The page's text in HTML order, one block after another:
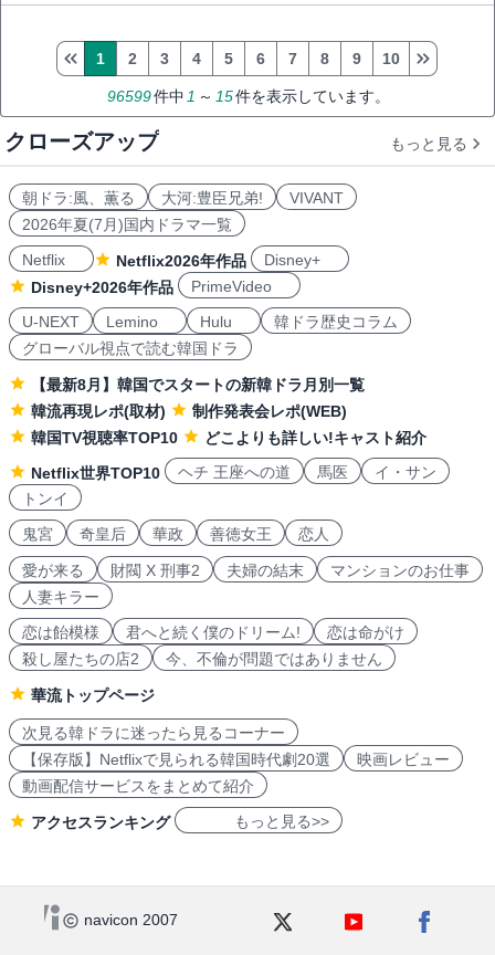
96599件中 1 ～ 15件を表示しています。
1 2 3 4 5 6 7 8 9 10
クローズアップ もっと見る
朝ドラ:風、薫る 大河:豊臣兄弟!
VIVANT
2026年夏(7月)国内ドラマ一覧
Netflix
Netflix2026年作品
Disney+
Disney+2026年作品
PrimeVideo
U-NEXT
Lemino Hulu
韓ドラ歴史コラム
グローバル視点で読む韓国ドラ
【最新8月】韓国でスタートの新韓ドラ月別一覧
韓流再現レポ(取材)
制作発表会レポ(WEB)
韓国TV視聴率TOP10
どこよりも詳しい!キャスト紹介
Netflix世界TOP10
ヘチ 王座への道 馬医
イ・サン
トンイ
鬼宮
奇皇后 華政 善徳女王 恋人
愛が来る 財閥 X 刑事2 夫婦の結末
マンションのお仕事
人妻キラー
恋は飴模様
君へと続く僕のドリーム!
恋は命がけ
殺し屋たちの店2
今、不倫が問題ではありません
華流トップページ
次見る韓ドラに迷ったら見るコーナー
【保存版】Netflixで見られる韓国時代劇20選
映画レビュー
動画配信サービスをまとめて紹介
アクセスランキング もっと見る>>
navicon 2007